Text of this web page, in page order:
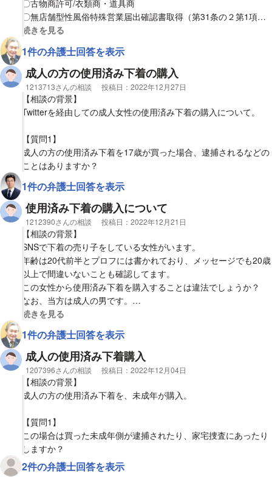
【質問3】
使用済靴だけでも購入すると条例違反等になりますか？
〇古物商許可/衣類商・道具商
〇無店舗型性風俗特殊営業届出確認書取得（第31条の２第1項）
〇映像送信型性風俗特殊営業届出確認書取得（第31条の7第1項）
のある、使用済み下着販売サイトで、
成人男性が成人女性（19歳以上の女性出品者）から
・下着
・出品者の写真や動画（局部が写る場合は修正されたもの）
を購入することが違法かどうかをお聞きしたいです。
なお販売サイト内の出品者募集情報で、出品者に関しては年齢を
偽れないシステムであり、高校生不可との表記があります（つま
り販売者は18歳未満の未成年ではない）。
他の相談内容を拝見していると、18歳未満から下着を購入すると
各都道府県が制定する青少年健全育成条例に抵触するが、成人同
士の下着の売買ならば違法ではないと解釈できました。
ただ、今回の場合は付随の写真や動画もあることから、気になり
投稿いたしました。
よろしくお願いいたします。
【質問1】
この場合、下着の購入は違法でしょうか？
この場合、写真や動画の購入は違法でしょうか？
視覚的に省略された相談全文の
続きを見る
1件の弁護士回答を表示
成人の方の使用済み下着の購入
相談者
1213713さんの相談 投稿日： 2022年12月27日
【相談の背景】
Twitterを経由しての成人女性の使用済み下着の購入について。
【質問1】
成人の方の使用済み下着を17歳が買った場合、逮捕されるなどの
ことはありますか？
1件の弁護士回答を表示
使用済み下着の購入について
相談者
1212390さんの相談 投稿日： 2022年12月21日
【相談の背景】
SNSで下着の売り子をしている女性がいます。
年齢は20代前半とプロフには書かれており、メッセージでも20歳
以上で間違いないことも確認してます。
この女性から使用済み下着を購入することは違法でしょうか？
なお、当方は成人の男です。
また、メッセージのやり取りのみで、その女性とは会ったことは
ありません。
【質問1】
この女性から使用済み下着を購入することは違法でしょうか？
視覚的に省略された相談全文の
続きを見る
1件の弁護士回答を表示
成人の使用済み下着購入
相談者
1207396さんの相談 投稿日： 2022年12月04日
【相談の背景】
成人の方の使用済み下着を、未成年が購入。
【質問1】
この場合は買った未成年側が逮捕されたり、家宅捜査にあったり
しますか？
2件の弁護士回答を表示